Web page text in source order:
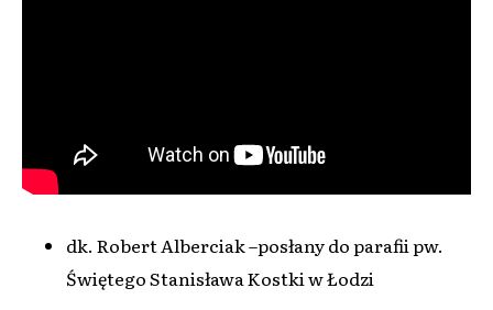
dk. Robert Alberciak –posłany do parafii pw.
Świętego Stanisława Kostki w Łodzi